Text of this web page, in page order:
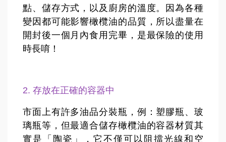
點、儲存方式，以及廚房的溫度。因為各種
變因都可能影響橄欖油的品質，所以盡量在
開封後一個月內食用完畢，是最保險的使用
時長唷！
2. 存放在正確的容器中
市面上有許多油品分裝瓶，例：塑膠瓶、玻
璃瓶等，但最適合儲存橄欖油的容器材質其
實是「陶瓷」，它不僅可以阻擋光線和空